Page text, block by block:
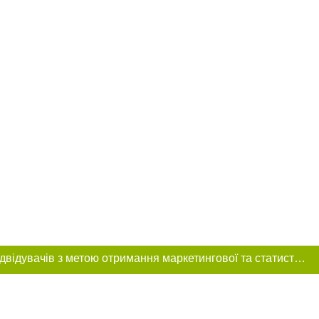
Цей сайт використовує «cookies». Також веб-сайт використовує інтернет-сервіс для збору технічних даних стосовно відвідувачів з метою отримання маркетингової та статистичної інформації. Умови обробки даних відвідувачів сайту див.